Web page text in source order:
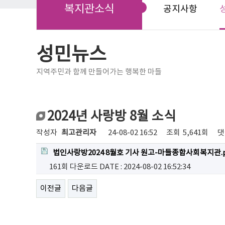
복지관소식 공지사항
성민뉴스
지역주민과 함께 만들어가는 행복한 마들
2024년 사랑방 8월 소식
작성자 최고관리자 24-08-02 16:52 조회 5,641회
법인사랑방2024 8월호 기사 원고-마들종합사회복지
161회 다운로드 DATE : 2024-08-02 16:52:34
이전글 다음글